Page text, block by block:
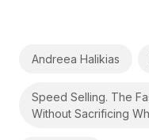
Andreea Halikias
Speed Selling. The
Without Sacrificing